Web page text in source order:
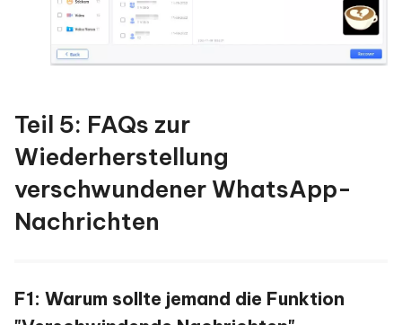
Teil 5: FAQs zur
Wiederherstellung
verschwundener WhatsApp-
Nachrichten
F1: Warum sollte jemand die Funktion